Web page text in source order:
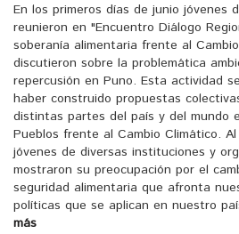
En los primeros días de junio jóvenes
reunieron en "Encuentro Diálogo
soberanía alimentaria frente al
discutieron sobre la problemática
repercusión en Puno. Esta actividad
haber construido propuestas
distintas partes del país y del mundo
Pueblos frente al Cambio Climático.
jóvenes de diversas instituciones y
mostraron su preocupación por el
seguridad alimentaria que afronta
políticas que se aplican en nuestro
más